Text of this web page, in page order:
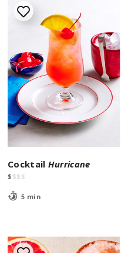
Cocktail Hurricane
$ $$ $
5 min